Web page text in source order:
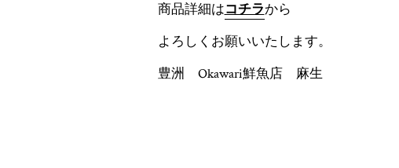
商品詳細はコチラから
よろしくお願いいたします。
豊洲 Okawari鮮魚店 麻生